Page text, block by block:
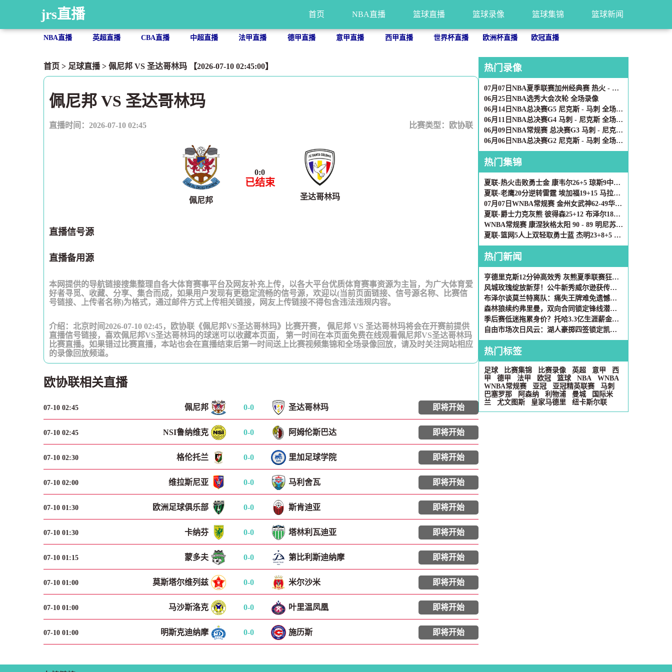
jrs直播 首页 NBA直播 篮球直播 篮球录像 篮球集锦 篮球新闻
NBA直播 英超直播 CBA直播 中超直播 法甲直播 德甲直播 意甲直播 西甲直播 世界杯直播 欧洲杯直播 欧冠直播
首页 > 足球直播> 佩尼邦 VS 圣达哥林玛 【2026-07-10 02:45:00】
佩尼邦 VS 圣达哥林玛
直播时间：2026-07-10 02:45 比赛类型： 欧协联
佩尼邦
0:0
已结束
圣达哥林玛
直播信号源
直播备用源
本网提供的导航链接搜集整理自各大体育赛事平台及网友补充上传，以各大平台优质体育赛事资源为主旨，为广大体育爱
好者寻觅、收藏、分享、集合而成，如果用户发现有更稳定流畅的信号源，欢迎以(当前页面链接、信号源名称、比赛信
号链接、上传者名称)为格式，通过邮件方式上传相关链接，网友上传链接不得包含违法违规内容。
介绍：北京时间2026-07-10 02:45，欧协联《佩尼邦VS圣达哥林玛》比赛开赛， 佩尼邦 VS 圣达哥林玛将会在开赛前提供
直播信号链接，喜欢佩尼邦VS圣达哥林玛的球迷可以收藏本页面， 第一时间在本页面免费在线观看佩尼邦VS圣达哥林玛
比赛直播。如果错过比赛直播，本站也会在直播结束后第一时间送上比赛视频集锦和全场录像回放，请及时关注网站相应
的录像回放频道。
欧协联相关直播
07-10 02:45 佩尼邦 0-0 圣达哥林玛 即将开始
07-10 02:45 NSI鲁纳维克 0-0 阿姆伦斯巴达 即将开始
07-10 02:30 格伦托兰 0-0 里加足球学院 即将开始
07-10 02:00 维拉斯尼亚 0-0 马利舍瓦 即将开始
07-10 01:30 欧洲足球俱乐部 0-0 斯肯迪亚 即将开始
07-10 01:30 卡纳芬 0-0 塔林利瓦迪亚 即将开始
07-10 01:15 蒙多夫 0-0 第比利斯迪纳摩 即将开始
07-10 01:00 莫斯塔尔维列兹 0-0 米尔沙米 即将开始
07-10 01:00 马沙斯洛克 0-0 叶里温凤凰 即将开始
07-10 01:00 明斯克迪纳摩 0-0 施历斯 即将开始
热门录像
07月07日NBA夏季联赛加州经典赛 热火 - 勇士 全场录像
06月25日NBA选秀大会次轮 全场录像
06月14日NBA总决赛G5 尼克斯 - 马刺 全场录像
06月11日NBA总决赛G4 马刺 - 尼克斯 全场录像
06月09日NBA常规赛 总决赛G3 马刺 - 尼克斯 全场录像
06月06日NBA总决赛G2 尼克斯 - 马刺 全场录像
热门集锦
夏联-热火击败勇士金 康韦尔26+5 琼斯9中1 奥尔布里奇21+6
夏联-老鹰20分逆转雷霆 埃加福19+15 马拉9中3&4帽5失误
07月07日WNBA常规赛 金州女武神62-49华盛顿神秘人 全场集锦
夏联-爵士力克灰熊 彼得森25+12 布泽尔18+7 科沃德23分
WNBA常规赛 康涅狄格太阳 90 - 89 明尼苏达山猫 全场集锦
夏联-篮网5人上双轻取勇士蓝 杰明23+8+5 6号秀布朗10+4
热门新闻
亨德里克斯12分钟高效秀 灰熊夏季联赛狂胜雷霆37分
风城玫瑰绽放新芽！公牛新秀威尔逊获传奇罗斯亲自指点
布泽尔谈莫兰特离队：痛失王牌难免遗憾，可NBA终究是生意场
森林狼续约弗里曼，双向合同锁定锋线潜力股
季后赛低迷拖累身价？托哈3.3亿生涯薪金仍超科比
自由市场次日风云：湖人豪掷四签锁定凯斯勒 斯玛特空降休斯顿
热门标签
足球 比赛集锦 比赛录像 英超 意甲
西
甲
德甲 法甲 欧冠 篮球 NBA
WNBA
WNBA常规赛
亚冠 亚冠精英联赛
马刺
巴塞罗那
阿森纳 利物浦 曼城
国际米
兰
尤文图斯 皇家马德里 纽卡斯尔联